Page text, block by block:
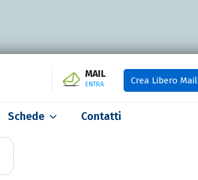
MAIL
ENTRA Crea Libero Mail
Schede Contatti